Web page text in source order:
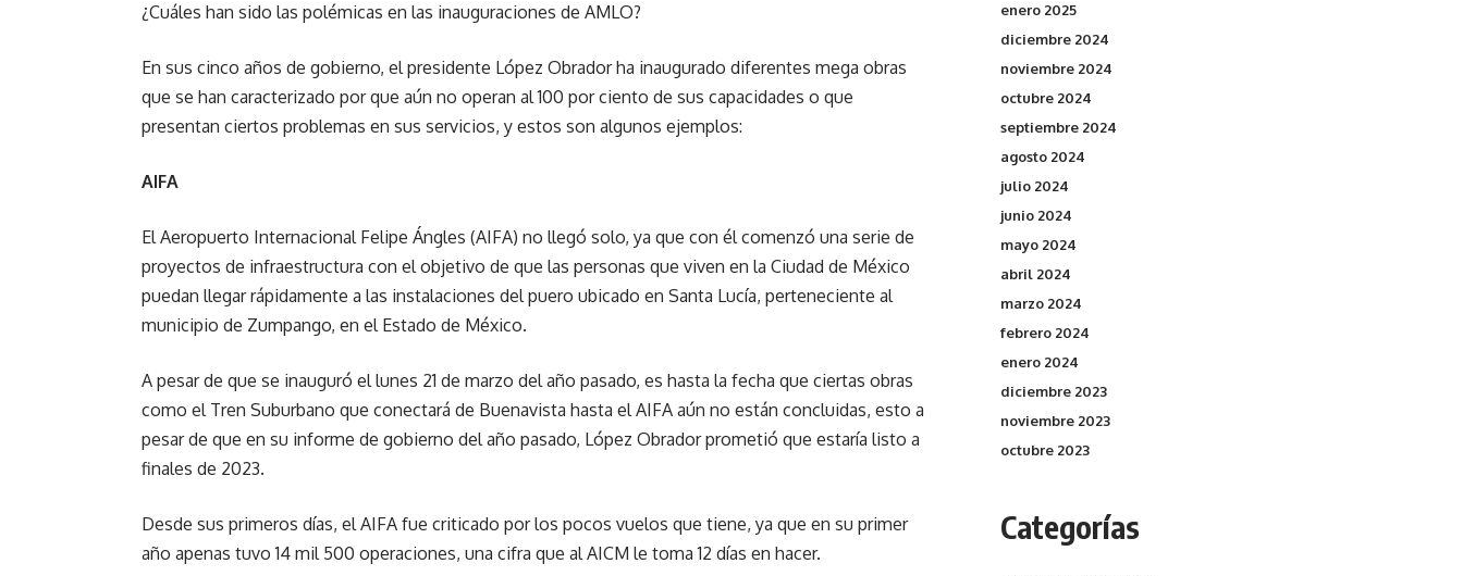
¿Cuáles han sido las polémicas en las inauguraciones de AMLO?
En sus cinco años de gobierno, el presidente López Obrador ha inaugurado diferentes mega obras
que se han caracterizado por que aún no operan al 100 por ciento de sus capacidades o que
presentan ciertos problemas en sus servicios, y estos son algunos ejemplos:
AIFA
El Aeropuerto Internacional Felipe Ángles (AIFA) no llegó solo, ya que con él comenzó una serie de
proyectos de infraestructura con el objetivo de que las personas que viven en la Ciudad de México
puedan llegar rápidamente a las instalaciones del puero ubicado en Santa Lucía, perteneciente al
municipio de Zumpango, en el Estado de México.
A pesar de que se inauguró el lunes 21 de marzo del año pasado, es hasta la fecha que ciertas obras
como el Tren Suburbano que conectará de Buenavista hasta el AIFA aún no están concluidas, esto a
pesar de que en su informe de gobierno del año pasado, López Obrador prometió que estaría listo a
finales de 2023.
Desde sus primeros días, el AIFA fue criticado por los pocos vuelos que tiene, ya que en su primer
año apenas tuvo 14 mil 500 operaciones, una cifra que al AICM le toma 12 días en hacer.
enero 2025
diciembre 2024
noviembre 2024
octubre 2024
septiembre 2024
agosto 2024
julio 2024
junio 2024
mayo 2024
abril 2024
marzo 2024
febrero 2024
enero 2024
diciembre 2023
noviembre 2023
octubre 2023
Categorías